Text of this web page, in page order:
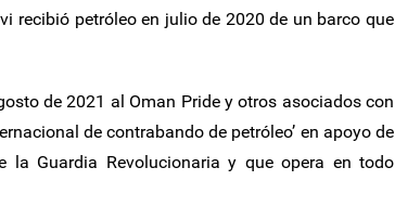
recibió petróleo en julio de 2020 de un barco que
de 2021 al Oman Pride y otros asociados con
de contrabando de petróleo’ en apoyo de
la Guardia Revolucionaria y que opera en todo